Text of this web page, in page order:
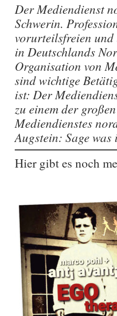
Der Mediendienst
Schwerin.
vorurteilsfreien und
in Deutschlands
Organisation von
sind wichtige
ist: Der
zu einem der
Mediendienstes
Augstein: Sage
Hier gibt es noch